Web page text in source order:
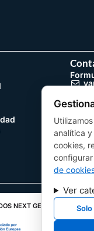
NEXT GENERATION
analítica
cookies,
de
Ver